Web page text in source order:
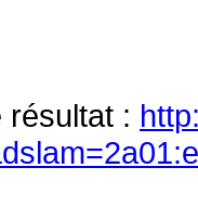
résultat :